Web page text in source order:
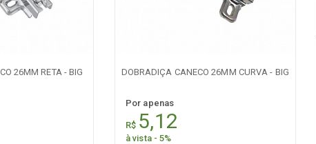
26MM RETA - BIG DOBRADIÇA CANECO 26MM CURVA - BIG
Por apenas
R$ 5,12
à vista - 5%